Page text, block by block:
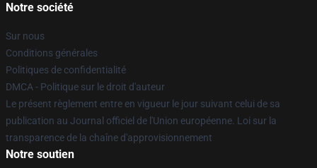
Notre société
Sur nous
Conditions générales
Politiques de confidentialité
DMCA - Politique sur le droit d'auteur
Le présent règlement entre en vigueur le jour suivant celui de sa
publication au Journal officiel de l'Union européenne. Loi sur la
transparence de la chaîne d'approvisionnement
Notre soutien